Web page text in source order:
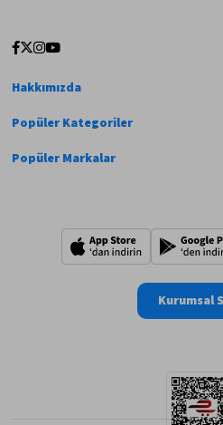
Hakkımızda
Popüler Kategoriler
Popüler Markalar
Kurumsal